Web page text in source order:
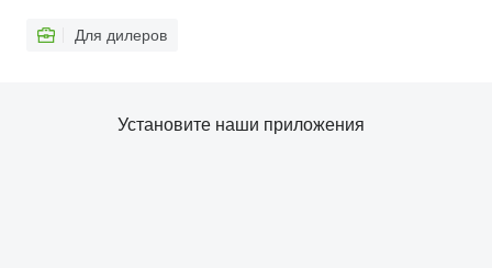
Для дилеров
Установите наши приложения